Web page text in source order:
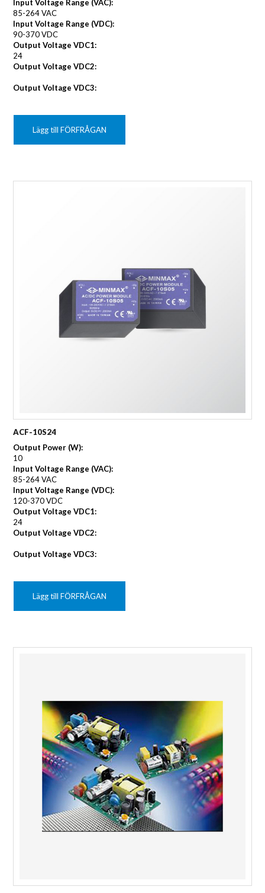
Input Voltage Range (VAC):
85-264 VAC
Input Voltage Range (VDC):
90-370 VDC
Output Voltage VDC1:
24
Output Voltage VDC2:
Output Voltage VDC3:
Lägg till FÖRFRÅGAN
ACF-10S24
Output Power (W):
10
Input Voltage Range (VAC):
85-264 VAC
Input Voltage Range (VDC):
120-370 VDC
Output Voltage VDC1:
24
Output Voltage VDC2:
Output Voltage VDC3:
Lägg till FÖRFRÅGAN